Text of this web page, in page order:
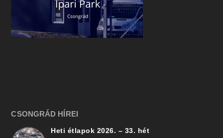
CSONGRÁD HÍREI
Heti étlapok 2026. – 33. hét